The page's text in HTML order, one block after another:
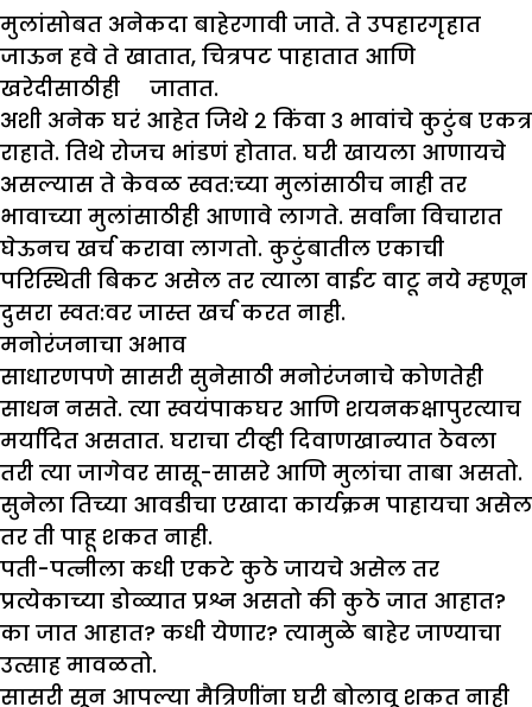
मुलांसोबत अनेकदा बाहेरगावी जाते. ते उपहारगृहात
जाऊन हवे ते खातात, चित्रपट पाहातात आणि
खरेदीसाठीही जातात.
अशी अनेक घरं आहेत जिथे २ किंवा ३ भावांचे कुटुंब एकत्र
राहाते. तिथे रोजच भांडणं होतात. घरी खायला आणायचे
असल्यास ते केवळ स्वत:च्या मुलांसाठीच नाही तर
भावाच्या मुलांसाठीही आणावे लागते. सर्वांना विचारात
घेऊनच खर्च करावा लागतो. कुटुंबातील एकाची
परिस्थिती बिकट असेल तर त्याला वाईट वाटू नये म्हणून
दुसरा स्वत:वर जास्त खर्च करत नाही.
मनोरंजनाचा अभाव
साधारणपणे सासरी सुनेसाठी मनोरंजनाचे कोणतेही
साधन नसते. त्या स्वयंपाकघर आणि शयनकक्षापुरत्याच
मर्यादित असतात. घराचा टीव्ही दिवाणखान्यात ठेवला
तरी त्या जागेवर सासू-सासरे आणि मुलांचा ताबा असतो.
सुनेला तिच्या आवडीचा एखादा कार्यक्रम पाहायचा असेल
तर ती पाहू शकत नाही.
पती-पत्नीला कधी एकटे कुठे जायचे असेल तर
प्रत्येकाच्या डोळ्यात प्रश्न असतो की कुठे जात आहात?
का जात आहात? कधी येणार? त्यामुळे बाहेर जाण्याचा
उत्साह मावळतो.
सासरी सून आपल्या मैत्रिणींना घरी बोलावू शकत नाही